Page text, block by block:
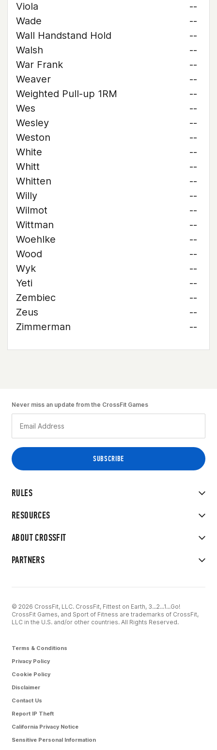
Viola
--
Wade
--
Wall Handstand Hold
--
Walsh
--
War Frank
--
Weaver
--
Weighted Pull-up 1RM
--
Wes
--
Wesley
--
Weston
--
White
--
Whitt
--
Whitten
--
Willy
--
Wilmot
--
Wittman
--
Woehlke
--
Wood
--
Wyk
--
Yeti
--
Zembiec
--
Zeus
--
Zimmerman
--
RULES
RESOURCES
ABOUT CROSSFIT
PARTNERS
Never miss an update from the CrossFit Games
© 2026 CrossFit, LLC. CrossFit, Fittest on Earth, 3...2...1...Go!
CrossFit Games, and Sport of Fitness are trademarks of CrossFit,
LLC in the U.S. and/or other countries. All Rights Reserved.
Terms & Conditions
Privacy Policy
Cookie Policy
Disclaimer
Contact Us
Report IP Theft
California Privacy Notice
Sensitive Personal Information